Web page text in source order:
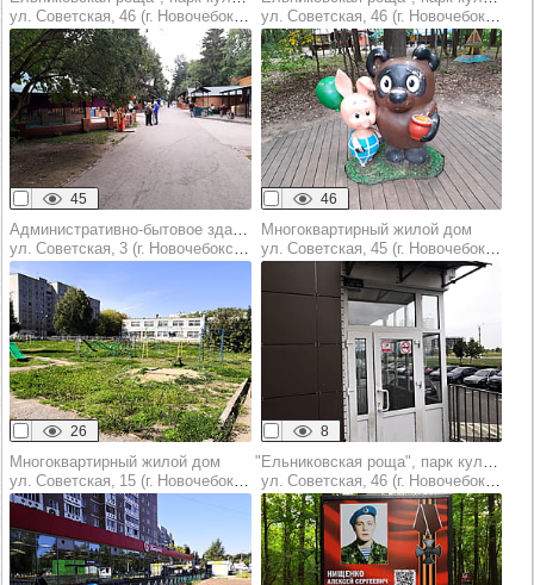
ул. Советская, 46 (г. Новочебоксарск)
45
ул. Советская, 46 (г. Новочебоксарск)
46
ул. Советская, 3 (г. Новочебоксарск)
26
Многоквартирный жилой дом
ул. Советская, 45 (г. Новочебоксарск)
8
Многоквартирный жилой дом
ул. Советская, 15 (г. Новочебоксарск)
ул. Советская, 46 (г. Новочебоксарск)